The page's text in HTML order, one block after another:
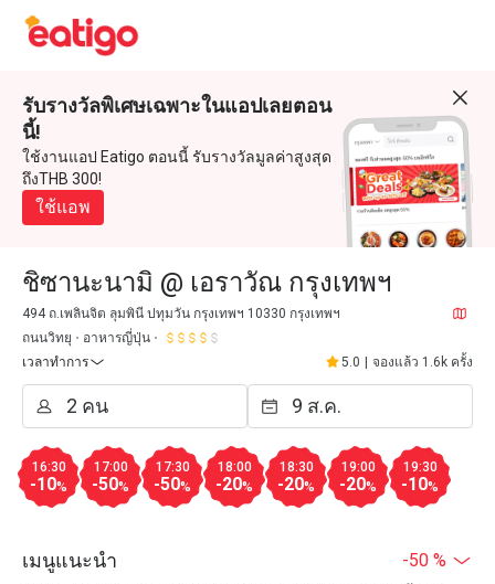
รับรางวัลพิเศษเฉพาะในแอปเลยตอน
นี้!
ใช้งานแอป Eatigo ตอนนี้ รับรางวัลมูลค่าสูงสุด
ถึงTHB 300!
ใช้แอพ
ชิซานะนามิ @ เอราวัณ กรุงเทพฯ
494 ถ.เพลินจิต ลุมพินี ปทุมวัน กรุงเทพฯ 10330 กรุงเทพฯ
ถนนวิทยุ
อาหารญี่ปุ่น
เวลาทำการ
5.0 จองแล้ว 1.6k ครั้ง
16:30
-10%
17:00
-50%
17:30
-50%
18:00
-20%
18:30
-20%
19:00
-20%
19:30
-10%
เมนูแนะนำ -50 %